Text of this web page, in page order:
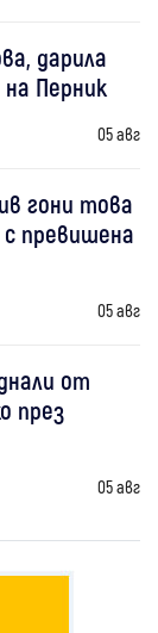
дарила
на Перник
05 авг
гони това
превишена
05 авг
от
през
05 авг